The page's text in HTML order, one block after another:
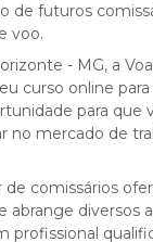
de futuros
voo.
- MG, a
curso online
para que
no mercado de
de comissários
abrange diversos
profissional